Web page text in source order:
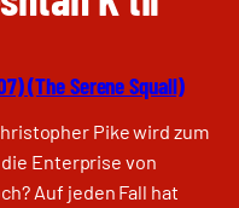
(The Serene Squall)
Pike wird zum
Enterprise von
Auf jeden Fall hat